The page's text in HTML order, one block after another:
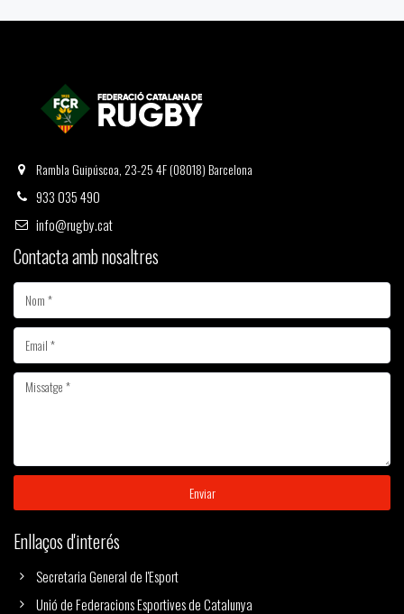
Rambla Guipúscoa, 23-25 4F (08018) Barcelona
933 035 490
info@rugby.cat
Contacta amb nosaltres
Enviar
Enllaços d'interés
Secretaria General de l'Esport
Unió de Federacions Esportives de Catalunya